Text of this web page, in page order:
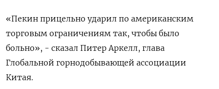
«Пекин прицельно ударил по американским
торговым ограничениям так, чтобы было
больно», - сказал Питер Аркелл, глава
Глобальной горнодобывающей ассоциации
Китая.